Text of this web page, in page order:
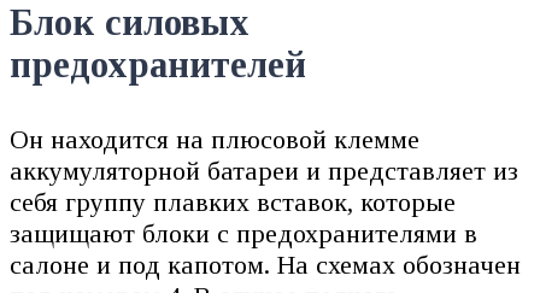
Блок силовых
предохранителей
Он находится на плюсовой клемме
аккумуляторной батареи и представляет из
себя группу плавких вставок, которые
защищают блоки с предохранителями в
салоне и под капотом. На схемах обозначен